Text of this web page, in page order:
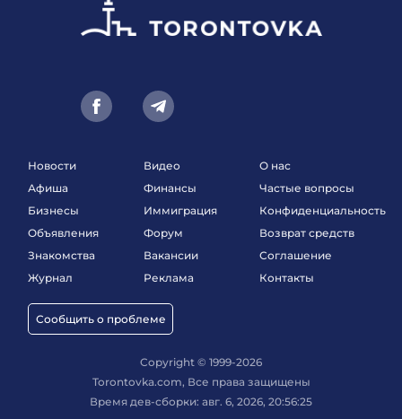
Новости
Афиша
Бизнесы
Объявления
Знакомства
Журнал
Сообщить о проблеме
Видео
Финансы
Иммиграция
Форум
Вакансии
Реклама
О нас
Частые вопросы
Конфиденциальность
Возврат средств
Соглашение
Контакты
Copyright © 1999-2026
Torontovka.com, Все права защищены
Время дев-сборки: авг. 6, 2026, 20:56:25